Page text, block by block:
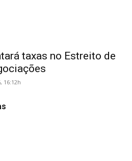
taxas no Estreito de
16:12h